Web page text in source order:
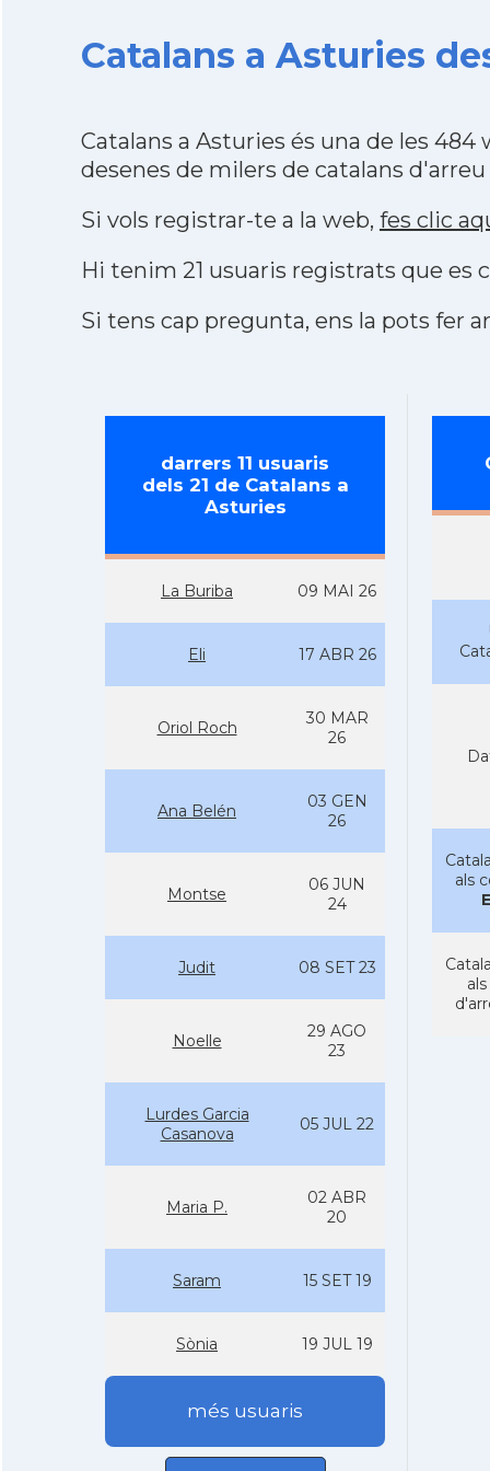
Catalans a Asturies
Catalans a Asturies és una de les
desenes de milers de catalans
Si vols registrar-te a la web, fes clic
Hi tenim 21 usuaris registrats que
Si tens cap pregunta, ens la pots fer
darrers 11 usuaris
dels 21 de Catalans a
Asturies
La Buriba 09 MAI 26
Eli 17 ABR 26
Oriol Roch
30 MAR
26
Ana Belén
03 GEN
26
Montse
06 JUN
24
Judit 08 SET 23
Noelle
29 AGO
23
Lurdes Garcia
Casanova
05 JUL 22
Maria P.
02 ABR
20
Saram 15 SET 19
Sònia 19 JUL 19
més usuaris
als